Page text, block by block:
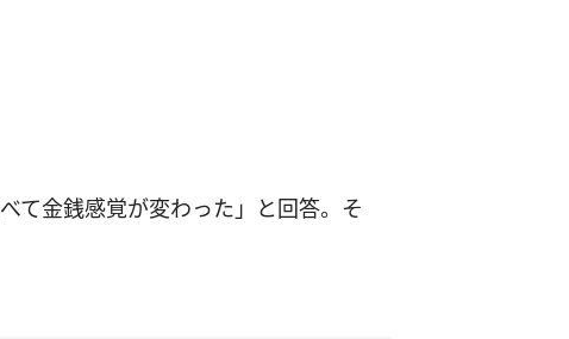
て金銭感覚が変わった」と回答。そ